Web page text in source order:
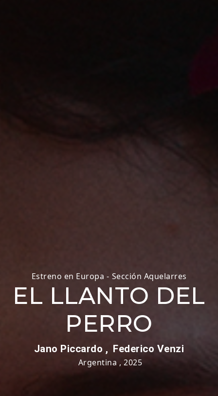
Estreno en Europa - Sección Aquelarres
EL LLANTO DEL
PERRO
Jano Piccardo , Federico Venzi
Argentina ,2025